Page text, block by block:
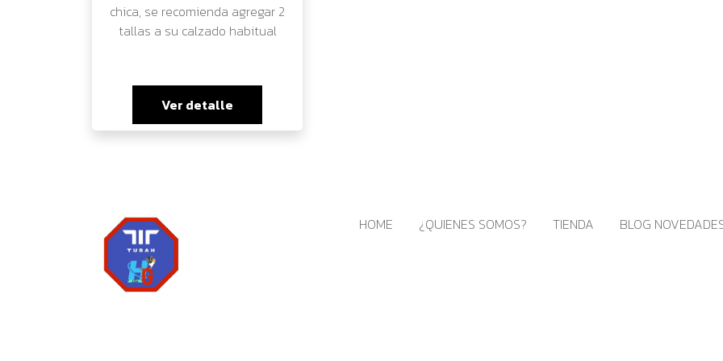
chica, se recomienda agregar 2
tallas a su calzado habitual
Ver detalle
HOME ¿QUIENES SOMOS? TIENDA BLOG